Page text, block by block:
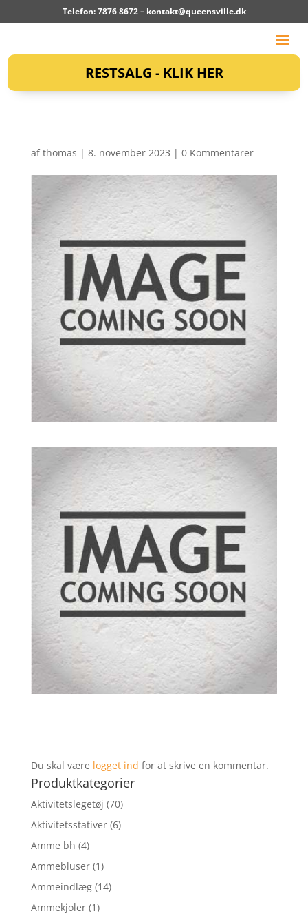
Telefon: 7876 8672 – kontakt@queensville.dk
RESTSALG - KLIK HER
afthomas | 8. november 2023 | 0 Kommentarer
Du skal være logget ind for at skrive en kommentar.
Produktkategorier
Aktivitetslegetøj (70)
Aktivitetsstativer (6)
Amme bh (4)
Ammebluser (1)
Ammeindlæg (14)
Ammekjoler (1)